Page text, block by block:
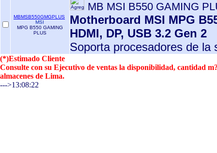
MBMSB550GMGPLUS
MSI
MPG B550 GAMING
PLUS
MB MSI B550 GAMING
Motherboard MSI MPG
HDMI, DP, USB 3.2 Gen 2
Soporta procesadores de
(*)Estimado Cliente
Consulte con su Ejecutivo de ventas la disponibilidad, cantidad
almacenes de Lima.
--->13:08:22